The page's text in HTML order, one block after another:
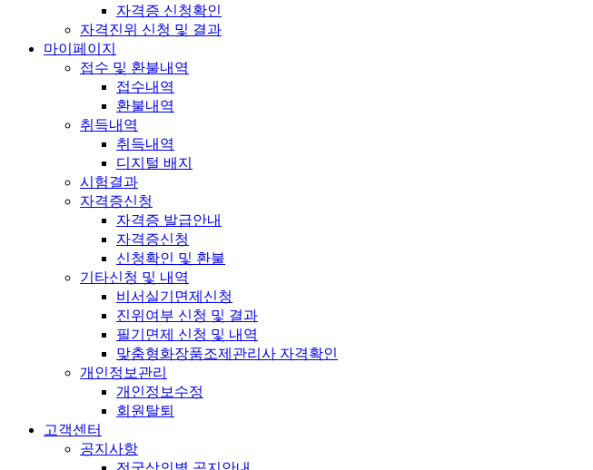
자격증 신청확인
자격진위 신청 및 결과
마이페이지
접수 및 환불내역
접수내역
환불내역
취득내역
취득내역
디지털 배지
시험결과
자격증신청
자격증 발급안내
자격증신청
신청확인 및 환불
기타신청 및 내역
비서실기면제신청
진위여부 신청 및 결과
필기면제 신청 및 내역
맞춤형화장품조제관리사 자격확인
개인정보관리
개인정보수정
회원탈퇴
고객센터
공지사항